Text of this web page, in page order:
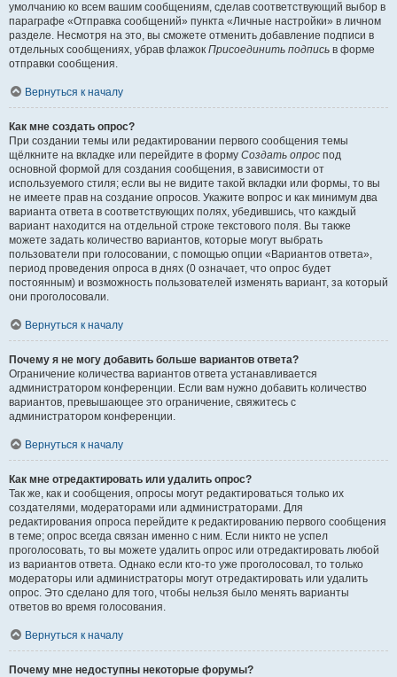
умолчанию ко всем вашим сообщениям, сделав соответствующий выбор в
параграфе «Отправка сообщений» пункта «Личные настройки» в личном
разделе. Несмотря на это, вы сможете отменить добавление подписи в
отдельных сообщениях, убрав флажок Присоединить подпись в форме
отправки сообщения.
Вернуться к началу
Как мне создать опрос?
При создании темы или редактировании первого сообщения темы
щёлкните на вкладке или перейдите в форму Создать опрос под
основной формой для создания сообщения, в зависимости от
используемого стиля; если вы не видите такой вкладки или формы, то вы
не имеете прав на создание опросов. Укажите вопрос и как минимум два
варианта ответа в соответствующих полях, убедившись, что каждый
вариант находится на отдельной строке текстового поля. Вы также
можете задать количество вариантов, которые могут выбрать
пользователи при голосовании, с помощью опции «Вариантов ответа»,
период проведения опроса в днях (0 означает, что опрос будет
постоянным) и возможность пользователей изменять вариант, за который
они проголосовали.
Вернуться к началу
Почему я не могу добавить больше вариантов ответа?
Ограничение количества вариантов ответа устанавливается
администратором конференции. Если вам нужно добавить количество
вариантов, превышающее это ограничение, свяжитесь с
администратором конференции.
Вернуться к началу
Как мне отредактировать или удалить опрос?
Так же, как и сообщения, опросы могут редактироваться только их
создателями, модераторами или администраторами. Для
редактирования опроса перейдите к редактированию первого сообщения
в теме; опрос всегда связан именно с ним. Если никто не успел
проголосовать, то вы можете удалить опрос или отредактировать любой
из вариантов ответа. Однако если кто-то уже проголосовал, то только
модераторы или администраторы могут отредактировать или удалить
опрос. Это сделано для того, чтобы нельзя было менять варианты
ответов во время голосования.
Вернуться к началу
Почему мне недоступны некоторые форумы?